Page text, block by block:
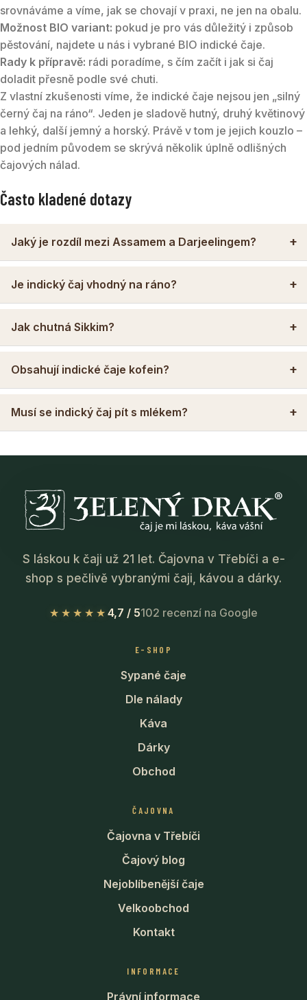
srovnáváme a víme, jak se chovají v praxi, ne jen na obalu.
Možnost BIO variant: pokud je pro vás důležitý i způsob
pěstování, najdete u nás i vybrané BIO indické čaje.
Rady k přípravě: rádi poradíme, s čím začít i jak si čaj
doladit přesně podle své chuti.
Z vlastní zkušenosti víme, že indické čaje nejsou jen „silný
černý čaj na ráno“. Jeden je sladově hutný, druhý květinový
a lehký, další jemný a horský. Právě v tom je jejich kouzlo –
pod jedním původem se skrývá několik úplně odlišných
čajových nálad.
Často kladené dotazy
Jaký je rozdíl mezi Assamem a Darjeelingem?
Je indický čaj vhodný na ráno?
Jak chutná Sikkim?
Obsahují indické čaje kofein?
Musí se indický čaj pít s mlékem?
S láskou k čaji už 21 let. Čajovna v Třebíči a e-
shop s pečlivě vybranými čaji, kávou a dárky.
★★★★★ 4,7 / 5102 recenzí na Google
E-SHOP
Sypané čaje
Dle nálady
Káva
Dárky
Obchod
ČAJOVNA
Čajovna v Třebíči
Čajový blog
Nejoblíbenější čaje
Velkoobchod
Kontakt
INFORMACE
Právní informace